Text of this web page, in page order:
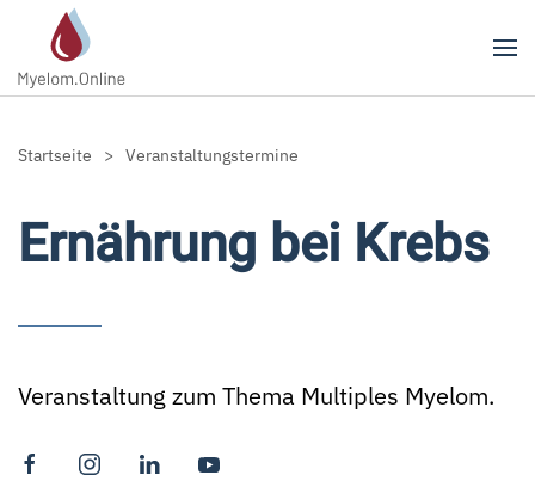
Zum Hauptinhalt springen
Startseite Veranstaltungstermine
Ernährung bei Krebs
Veranstaltung zum Thema Multiples Myelom.